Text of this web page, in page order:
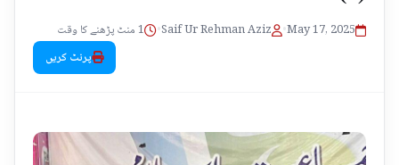
May 17, 2025
•
Saif Ur Rehman Aziz
•
1 منٹ پڑھنے کا وقت
پرنٹ کریں